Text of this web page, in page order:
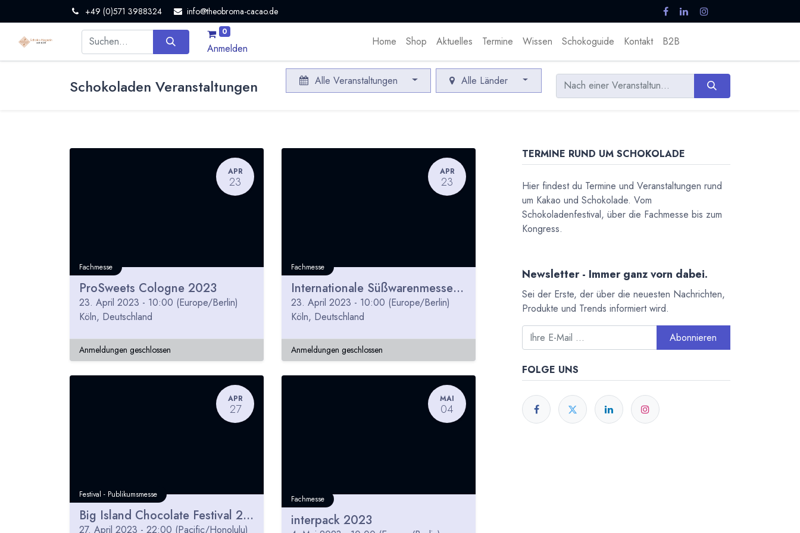
+49 (0)571 3988324 info@theobroma-cacao.de
0
Anmelden
Home Shop Aktuelles Termine Wissen Schokoguide Kontakt B2B
Schokoladen Veranstaltungen Alle Veranstaltungen Alle Länder
APR
23
Fachmesse
ProSweets Cologne 2023
23. April 2023 - 10:00 (Europe/Berlin)
Köln, Deutschland
Anmeldungen geschlossen
APR
23
Fachmesse
Internationale Süßwarenmesse ISM 2023
23. April 2023 - 10:00 (Europe/Berlin)
Köln, Deutschland
Anmeldungen geschlossen
APR
27
Festival - Publikumsmesse
Big Island Chocolate Festival 2023
27. April 2023 - 22:00 (Pacific/Honolulu)
MAI
04
Fachmesse
interpack 2023
TERMINE RUND UM SCHOKOLADE
Hier findest du Termine und Veranstaltungen rund
um Kakao und Schokolade. Vom
Schokoladenfestival, über die Fachmesse bis zum
Kongress.
Newsletter - Immer ganz vorn dabei.
Sei der Erste, der über die neuesten Nachrichten,
Produkte und Trends informiert wird.
Abonnieren
FOLGE UNS